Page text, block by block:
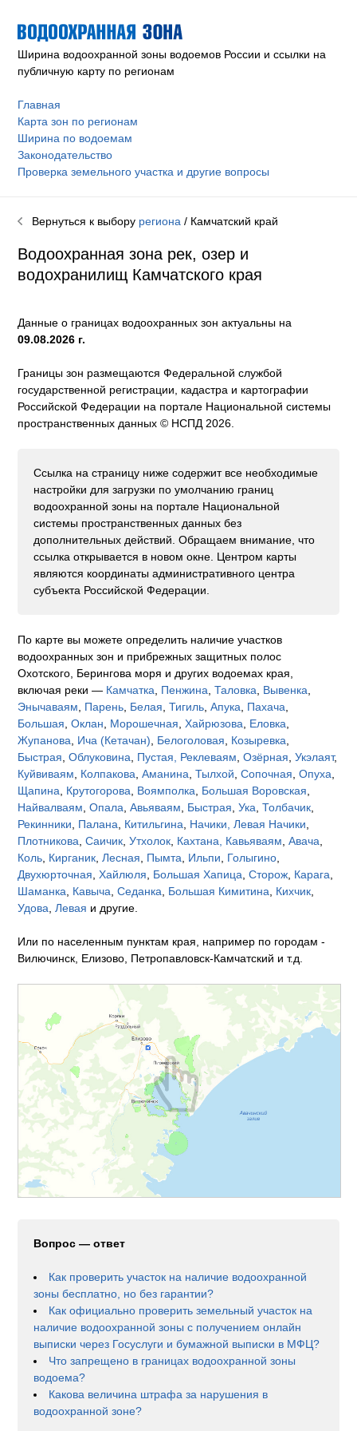
Ширина водоохранной зоны водоемов России и ссылки на
публичную карту по регионам
Главная
Карта зон по регионам
Ширина по водоемам
Законодательство
Проверка земельного участка и другие вопросы
Вернуться к выбору региона / Камчатский край
Водоохранная зона рек, озер и
водохранилищ Камчатского края
Данные о границах водоохранных зон актуальны на
09.08.2026 г.
Границы зон размещаются Федеральной службой
государственной регистрации, кадастра и картографии
Российской Федерации на портале Национальной системы
пространственных данных © НСПД 2026.
Ссылка на страницу ниже содержит все необходимые
настройки для загрузки по умолчанию границ
водоохранной зоны на портале Национальной
системы пространственных данных без
дополнительных действий. Обращаем внимание, что
ссылка открывается в новом окне. Центром карты
являются координаты административного центра
субъекта Российской Федерации.
По карте вы можете определить наличие участков
водоохранных зон и прибрежных защитных полос
Охотского, Берингова моря и других водоемах края,
включая реки — Камчатка Пенжина ,Таловка Вывенка
Энычаваям
Парень Белая ,Тигиль ,Апука Пахача
Большая ,Оклан Морошечная ,Хайрюзова Еловка
Жупанова
Ича (Кетачан) Белоголовая Козыревка
Быстрая ,Облуковина Пустая, Реклеваям ,Озёрная ,Укэлаят,
Куйвиваям
Колпакова ,Аманина ,Тылхой ,Сопочная ,Опуха
Щапина
Крутогорова Воямполка Большая Воровская
Найвалваям ,Опала ,Авьяваям Быстрая ,Ука ,Толбачик
Рекинники
Палана Китильгина Начики, Левая Начики
Плотникова ,Саичик ,Утхолок Кахтана, Кавьяваям ,Авача
Коль Кирганик ,Лесная Пымта Ильпи Голыгино
Двухюрточная ,Хайлюля Большая Хапица ,Сторож Карага
Шаманка
Кавыча ,Седанка Большая Кимитина Кихчик
Удова ,Левая и другие.
Или по населенным пунктам края, например по городам -
Вилючинск, Елизово, Петропавловск-Камчатский и т.д.
Вопрос — ответ
Как проверить участок на наличие водоохранной
зоны бесплатно, но без гарантии?
Как официально проверить земельный участок на
наличие водоохранной зоны с получением онлайн
выписки через Госуслуги и бумажной выписки в МФЦ?
Что запрещено в границах водоохранной зоны
водоема?
Какова величина штрафа за нарушения в
водоохранной зоне?